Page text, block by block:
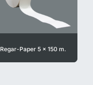
Regar-Paper 5 x 150 m.